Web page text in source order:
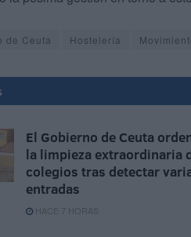
de Ceuta Hostelería
El Gobierno de Ceuta
la limpieza extraordinaria
colegios tras detectar
entradas
HACE 7 HORAS